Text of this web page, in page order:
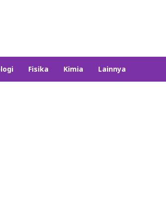
Fisika Kimia Lainnya